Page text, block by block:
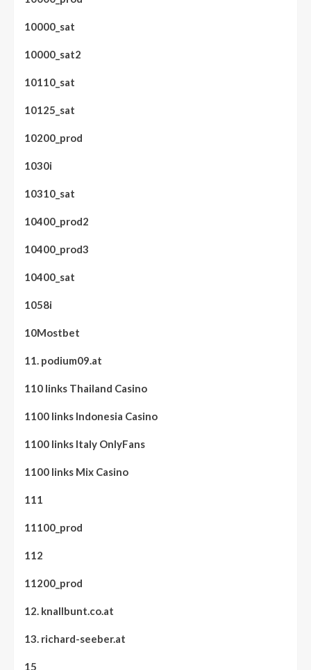
10000_sat
10000_sat2
10110_sat
10125_sat
10200_prod
1030i
10310_sat
10400_prod2
10400_prod3
10400_sat
1058i
10Mostbet
11. podium09.at
110 links Thailand Casino
1100 links Indonesia Casino
1100 links Italy OnlyFans
1100 links Mix Casino
111
11100_prod
112
11200_prod
12. knallbunt.co.at
13. richard-seeber.at
15